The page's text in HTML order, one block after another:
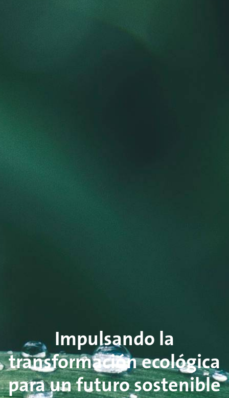
Impulsando la
transformación ecológica
para un futuro sostenible